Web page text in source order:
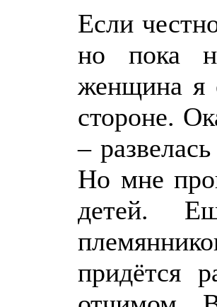
Если
но пока
женщина я
стороне.
–
Но мне
детей.
придётся